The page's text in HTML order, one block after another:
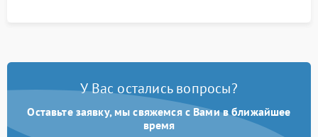
У Вас остались вопросы?
Оставьте заявку, мы свяжемся с Вами в ближайшее
время